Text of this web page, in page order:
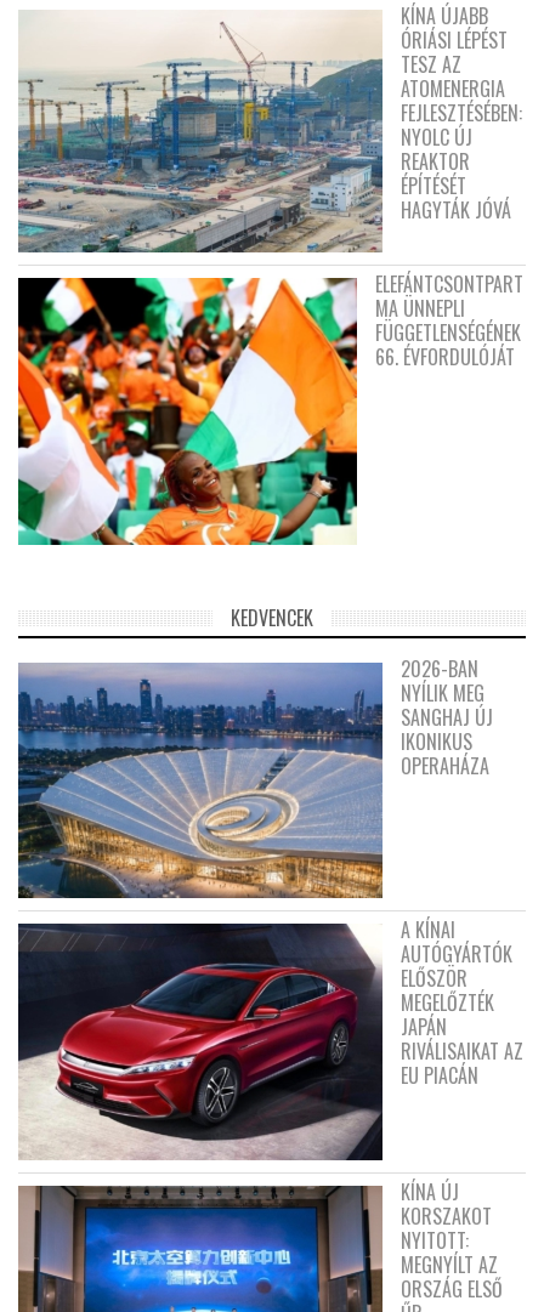
KÍNA ÚJABB
ÓRIÁSI LÉPÉST
TESZ AZ
ATOMENERGIA
FEJLESZTÉSÉBEN:
NYOLC ÚJ
REAKTOR
ÉPÍTÉSÉT
HAGYTÁK JÓVÁ
ELEFÁNTCSONTPART
MA ÜNNEPLI
FÜGGETLENSÉGÉNEK
66. ÉVFORDULÓJÁT
KEDVENCEK
2026-BAN
NYÍLIK MEG
SANGHAJ ÚJ
IKONIKUS
OPERAHÁZA
A KÍNAI
AUTÓGYÁRTÓK
ELŐSZÖR
MEGELŐZTÉK
JAPÁN
RIVÁLISAIKAT AZ
EU PIACÁN
KÍNA ÚJ
KORSZAKOT
NYITOTT:
MEGNYÍLT AZ
ORSZÁG ELSŐ